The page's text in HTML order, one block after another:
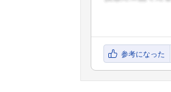
参考になった